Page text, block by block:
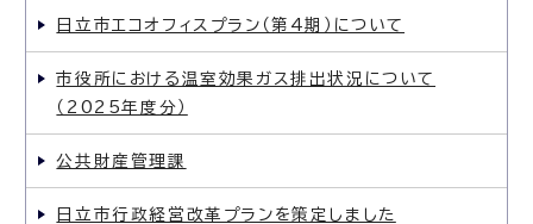
日立市エコオフィスプラン（第4期）について
市役所における温室効果ガス排出状況について
（2025年度分）
公共財産管理課
日立市行政経営改革プランを策定しました